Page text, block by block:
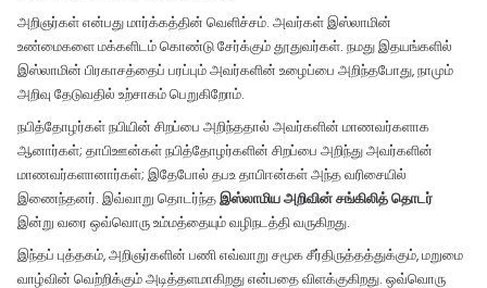
அறிஞர்கள் என்பது மார்க்கத்தின் வெளிச்சம். அவர்கள் இஸ்லாமின்
உண்மைகளை மக்களிடம் கொண்டு சேர்க்கும் தூதுவர்கள். நமது இதயங்களில்
இஸ்லாமின் பிரகாசத்தைப் பரப்பும் அவர்களின் உழைப்பை அறிந்தபோது, நாமும்
அறிவு தேடுவதில் உற்சாகம் பெறுகிறோம்.
நபித்தோழர்கள் நபியின் சிறப்பை அறிந்ததால் அவர்களின் மாணவர்களாக
ஆனார்கள்; தாபிஊன்கள் நபித்தோழர்களின் சிறப்பை அறிந்து அவர்களின்
மாணவர்களானார்கள்; இதேபோல் தபஉ தாபிஈன்கள் அந்த வரிசையில்
இணைந்தனர். இவ்வாறு தொடர்ந்தஇஸ்லாமிய அறிவின் சங்கிலித் தொடர்
இன்று வரை ஒவ்வொரு உம்மத்தையும் வழிநடத்தி வருகிறது.
இந்தப் புத்தகம், அறிஞர்களின் பணி எவ்வாறு சமூக சீர்திருத்தத்துக்கும், மறுமை
வாழ்வின் வெற்றிக்கும் அடித்தளமாகிறது என்பதை விளக்குகிறது. ஒவ்வொரு